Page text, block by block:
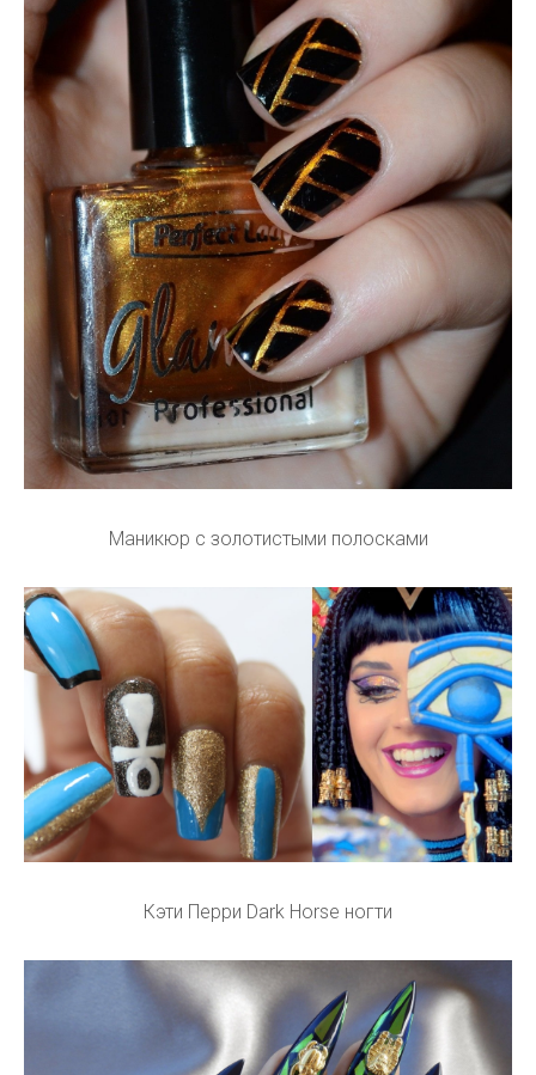
Ногти в этническом стиле
Египетский дизайн ногтей